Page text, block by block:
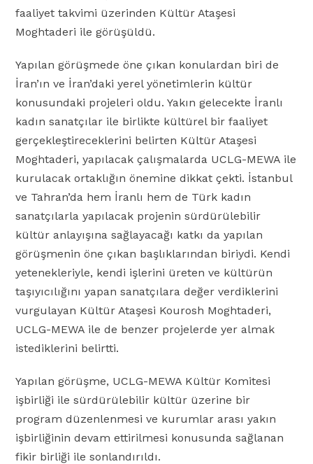
faaliyet takvimi üzerinden Kültür Ataşesi
Moghtaderi ile görüşüldü.
Yapılan görüşmede öne çıkan konulardan biri de
İran’ın ve İran’daki yerel yönetimlerin kültür
konusundaki projeleri oldu. Yakın gelecekte İranlı
kadın sanatçılar ile birlikte kültürel bir faaliyet
gerçekleştireceklerini belirten Kültür Ataşesi
Moghtaderi, yapılacak çalışmalarda UCLG-MEWA ile
kurulacak ortaklığın önemine dikkat çekti. İstanbul
ve Tahran’da hem İranlı hem de Türk kadın
sanatçılarla yapılacak projenin sürdürülebilir
kültür anlayışına sağlayacağı katkı da yapılan
görüşmenin öne çıkan başlıklarından biriydi. Kendi
yetenekleriyle, kendi işlerini üreten ve kültürün
taşıyıcılığını yapan sanatçılara değer verdiklerini
vurgulayan Kültür Ataşesi Kourosh Moghtaderi,
UCLG-MEWA ile de benzer projelerde yer almak
istediklerini belirtti.
Yapılan görüşme, UCLG-MEWA Kültür Komitesi
işbirliği ile sürdürülebilir kültür üzerine bir
program düzenlenmesi ve kurumlar arası yakın
işbirliğinin devam ettirilmesi konusunda sağlanan
fikir birliği ile sonlandırıldı.